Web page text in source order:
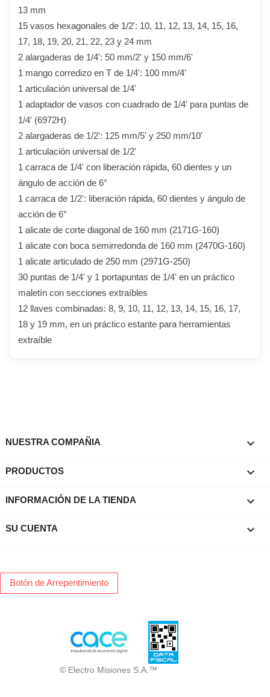
13 mm
15 vasos hexagonales de 1/2': 10, 11, 12, 13, 14, 15, 16,
17, 18, 19, 20, 21, 22, 23 y 24 mm
2 alargaderas de 1/4': 50 mm/2' y 150 mm/6'
1 mango corredizo en T de 1/4': 100 mm/4'
1 articulación universal de 1/4'
1 adaptador de vasos con cuadrado de 1/4' para puntas de
1/4' (6972H)
2 alargaderas de 1/2': 125 mm/5' y 250 mm/10'
1 articulación universal de 1/2'
1 carraca de 1/4' con liberación rápida, 60 dientes y un
ángulo de acción de 6°
1 carraca de 1/2': liberación rápida, 60 dientes y ángulo de
acción de 6°
1 alicate de corte diagonal de 160 mm (2171G-160)
1 alicate con boca semirredonda de 160 mm (2470G-160)
1 alicate articulado de 250 mm (2971G-250)
30 puntas de 1/4' y 1 portapuntas de 1/4' en un práctico
maletín con secciones extraíbles
12 llaves combinadas: 8, 9, 10, 11, 12, 13, 14, 15, 16, 17,
18 y 19 mm, en un práctico estante para herramientas
extraíble
NUESTRA COMPAÑIA 
PRODUCTOS 
INFORMACIÓN DE LA TIENDA keyboard_arrow_down
SU CUENTA 
Botón de Arrepentimiento
© Electro Misiones S.A.™